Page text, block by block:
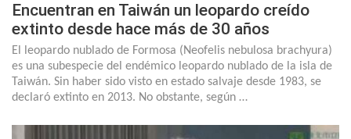
Encuentran en Taiwán un leopardo creído
extinto desde hace más de 30 años
El leopardo nublado de Formosa (Neofelis nebulosa brachyura)
es una subespecie del endémico leopardo nublado de la isla de
Taiwán. Sin haber sido visto en estado salvaje desde 1983, se
declaró extinto en 2013. No obstante, según …